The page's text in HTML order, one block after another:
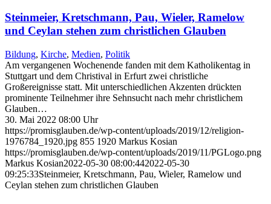
Steinmeier, Kretschmann, Pau, Wieler, Ramelow
und Ceylan stehen zum christlichen Glauben
Bildung, Kirche, Medien, Politik
Am vergangenen Wochenende fanden mit dem Katholikentag in
Stuttgart und dem Christival in Erfurt zwei christliche
Großereignisse statt. Mit unterschiedlichen Akzenten drückten
prominente Teilnehmer ihre Sehnsucht nach mehr christlichem
Glauben…
30. Mai 2022 08:00 Uhr
https://promisglauben.de/wp-content/uploads/2019/12/religion-
1976784_1920.jpg 855 1920 Markus Kosian
https://promisglauben.de/wp-content/uploads/2019/11/PGLogo.png
Markus Kosian2022-05-30 08:00:442022-05-30
09:25:33Steinmeier, Kretschmann, Pau, Wieler, Ramelow und
Ceylan stehen zum christlichen Glauben